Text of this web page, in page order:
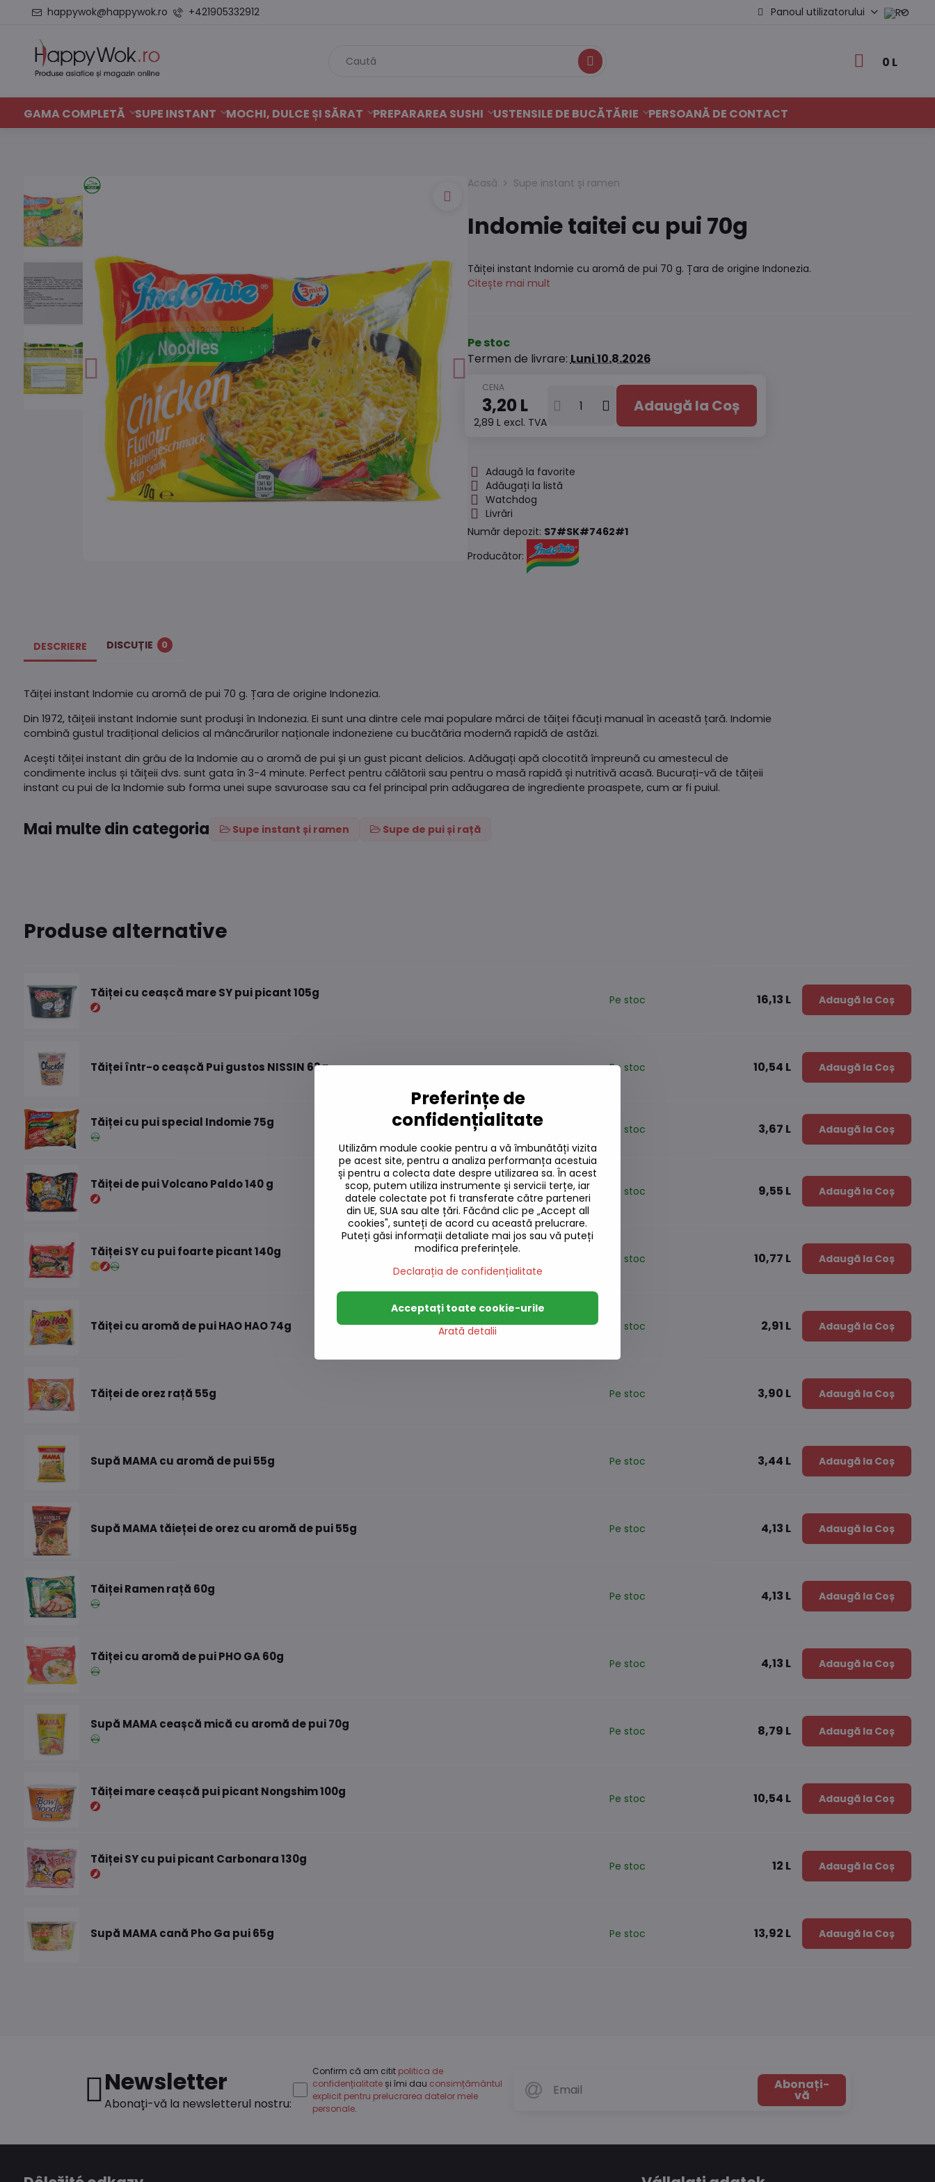
happywok@happywok.ro +421905332912 Panoul utilizatorului
Caută 0 L
GAMA COMPLETĂ SUPE INSTANT MOCHI, DULCE ȘI SĂRAT PREPARAREA SUSHI USTENSILE DE BUCĂTĂRIE PERSOANĂ DE CONTACT
Acasă Supe instant și ramen
Indomie taitei cu pui 70g
Tăiței instant Indomie cu aromă de pui 70 g. Țara de origine Indonezia.
Citește mai mult
Pe stoc
Termen de livrare:Luni10.8.2026
3,20 L
2,89 L excl. TVA
Adaugă la Coș
Adaugă la favorite
Adăugați la listă
Watchdog
Livrări
Număr depozit: S7#SK#7462#1
Producător:
DESCRIERE DISCUȚIE 0
Tăiței instant Indomie cu aromă de pui 70 g. Țara de origine Indonezia.
Din 1972, tăițeii instant Indomie sunt produși în Indonezia. Ei sunt una dintre cele mai populare mărci de tăiței făcuți manual în această țară. Indomie
combină gustul tradițional delicios al mâncărurilor naționale indoneziene cu bucătăria modernă rapidă de astăzi.
Acești tăiței instant din grâu de la Indomie au o aromă de pui și un gust picant delicios. Adăugați apă clocotită împreună cu amestecul de
condimente inclus și tăițeii dvs. sunt gata în 3-4 minute. Perfect pentru călătorii sau pentru o masă rapidă și nutritivă acasă. Bucurați-vă de tăițeii
instant cu pui de la Indomie sub forma unei supe savuroase sau ca fel principal prin adăugarea de ingrediente proaspete, cum ar fi puiul.
Mai multe din categoria Supe instant și ramen Supe de pui și rață
Produse alternative
Tăiței cu ceașcă mare SY pui picant 105g Pe stoc 16,13 L Adaugă la Coș
Tăiței într-o ceașcă Pui gustos NISSIN 63g Pe stoc 10,54 L Adaugă la Coș
Tăiței cu pui special Indomie 75g Pe stoc 3,67 L Adaugă la Coș
Tăiței de pui Volcano Paldo 140 g Pe stoc 9,55 L Adaugă la Coș
Tăiței SY cu pui foarte picant 140g Pe stoc 10,77 L Adaugă la Coș
Tăiței cu aromă de pui HAO HAO 74g Pe stoc 2,91 L Adaugă la Coș
Tăiței de orez rață 55g Pe stoc 3,90 L Adaugă la Coș
Supă MAMA cu aromă de pui 55g Pe stoc 3,44 L Adaugă la Coș
Supă MAMA tăieței de orez cu aromă de pui 55g Pe stoc 4,13 L Adaugă la Coș
Tăiței Ramen rață 60g Pe stoc 4,13 L Adaugă la Coș
Tăiței cu aromă de pui PHO GA 60g Pe stoc 4,13 L Adaugă la Coș
Supă MAMA ceașcă mică cu aromă de pui 70g Pe stoc 8,79 L Adaugă la Coș
Tăiței mare ceașcă pui picant Nongshim 100g Pe stoc 10,54 L Adaugă la Coș
Tăiței SY cu pui picant Carbonara 130g Pe stoc 12 L Adaugă la Coș
Supă MAMA cană Pho Ga pui 65g Pe stoc 13,92 L Adaugă la Coș
Newsletter
Abonați-vă la newsletterul nostru:
Abonați-
vă
Confirm că am citit politica de
confidențialitateși îmi dau consimțământul
explicit pentru prelucrarea datelor mele
personale.
Preferințe de
confidențialitate
Utilizăm module cookie pentru a vă îmbunătăți vizita
pe acest site, pentru a analiza performanța acestuia
și pentru a colecta date despre utilizarea sa. În acest
scop, putem utiliza instrumente și servicii terțe, iar
datele colectate pot fi transferate către parteneri
din UE, SUA sau alte țări. Făcând clic pe „Accept all
cookies", sunteți de acord cu această prelucrare.
Puteți găsi informații detaliate mai jos sau vă puteți
modifica preferințele.
Declarația de confidențialitate
Arată detalii
Acceptați toate cookie-urile